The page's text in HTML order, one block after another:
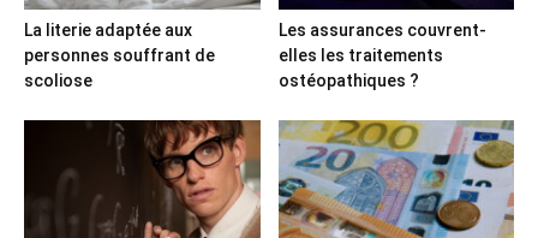
La literie adaptée aux
personnes souffrant de
scoliose
Les assurances couvrent-
elles les traitements
ostéopathiques ?